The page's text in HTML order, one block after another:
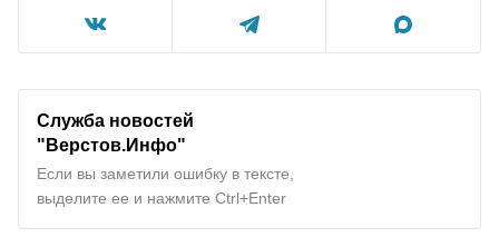
Служба новостей
"Верстов.Инфо"
Если вы заметили ошибку в тексте,
выделите ее и нажмите Ctrl+Enter